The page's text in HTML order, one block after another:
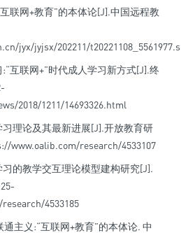
联网+教育”的本体论[J].中国远程教
jyx/jyjsx/202211/
互联网+”时代成人学习新方式[J].终
2018/1211/14693326.html
理论及其最新进展[J].开放教育研
www.oalib.com/research/4533107
的教学交互理论模型建构研究[J].
4533185
通主义:“互联网+教育”的本体论. 中